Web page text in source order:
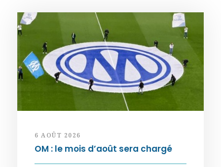
6 AOÛT 2026
OM : le mois d’août sera chargé